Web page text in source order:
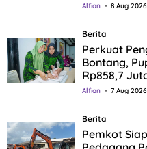
Alfian 8 Aug 2026
Berita
Perkuat
Bontang,
Rp858,7
Alfian 7 Aug 2026
Berita
Pemkot